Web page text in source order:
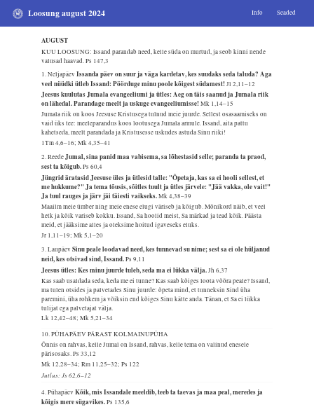
Loosung august 2024 Info Seaded
AUGUST
KUU LOOSUNG: Issand parandab need, kelle süda on murtud, ja seob kinni nende
valusad haavad.Ps 147,3
1. NeljapäevIssanda päev on suur ja väga kardetav, kes suudaks seda taluda? Aga
veel nüüdki ütleb Issand: Pöörduge minu poole kõigest südamest!Jl 2,11–12
Jeesus kuulutas Jumala evangeeliumi ja ütles: Aeg on täis saanud ja Jumala riik
on lähedal. Parandage meelt ja uskuge evangeeliumisse!Mk 1,14–15
Jumala riik on koos Jeesuse Kristusega tulnud meie juurde. Sellest osasaamiseks on
vaid üks tee: meeleparandus koos lootusega Jumala armule. Issand, aita pattu
kahetseda, meelt parandada ja Kristusesse uskudes astuda Sinu riiki!
1Tm 4,6–16; Mk 4,35–41
2. ReedeJumal, sina panid maa vabisema, sa lõhestasid selle; paranda ta praod,
sest ta kõigub.Ps 60,4
Jüngrid äratasid Jeesuse üles ja ütlesid talle: "Õpetaja, kas sa ei hooli sellest, et
me hukkume?" Ja tema tõusis, sõitles tuult ja ütles järvele: "Jää vakka, ole vait!"
Ja tuul rauges ja järv jäi täiesti vaikseks.Mk 4,38–39
Maailm meie ümber ning meie enese elugi väriseb ja kõigub. Mõnikord näib, et veel
hetk ja kõik variseb kokku. Issand, Sa hoolid meist, Sa märkad ja tead kõik. Päästa
meid, et jääksime alles ja oleksime hoitud igaveseks eluks.
Jr 1,11–19; Mk 5,1–20
3. LaupäevSinu peale loodavad need, kes tunnevad su nime; sest sa ei ole hüljanud
neid, kes otsivad sind, Issand.Ps 9,11
Jeesus ütles: Kes minu juurde tuleb, seda ma ei lükka välja.Jh 6,37
Kas saab usaldada seda, keda me ei tunne? Kas saab kõiges loota võõra peale? Issand,
ma tulen otsides ja palvetades Sinu juurde: õpeta mind, et tunneksin Sind üha
paremini, üha rohkem ja võiksin end kõiges Sinu kätte anda. Tänan, et Sa ei lükka
tulijat ega palvetajat välja.
Lk 12,42–48; Mk 5,21–34
10. PÜHAPÄEV PÄRAST KOLMAINUPÜHA
Õnnis on rahvas, kelle Jumal on Issand, rahvas, kelle tema on valinud enesele
pärisosaks.Ps 33,12
Mk 12,28–34; Rm 11,25–32; Ps 122
Jutlus: Js 62,6–12
4. PühapäevKõik, mis Issandale meeldib, teeb ta taevas ja maa peal, meredes ja
kõigis mere sügavikes.Ps 135,6